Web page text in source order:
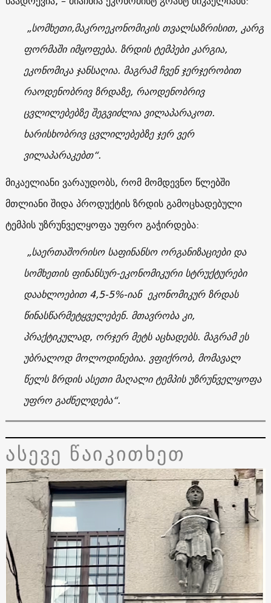
„სომხეთი,მაკროეკონომიკის თვალსაზრისით, კარგ
ფორმაში იმყოფება. ზრდის ტემპები კარგია,
ეკონომიკა ჯანსაღია. მაგრამ ჩვენ ჯერჯერობით
რაოდენობრივ ზრდაზე, რაოდენობრივ
ცვლილებებზე შეგვიძლია ვილაპარაკოთ.
ხარისხობრივ ცვლილებებზე ჯერ ვერ
ვილაპარაკებთ“.
მიკაელიანი ვარაუდობს, რომ მომდევნო წლებში
მთლიანი შიდა პროდუქტის ზრდის გამოცხადებული
ტემპის უზრუნველყოფა უფრო გაჭირდება:
„საერთაშორისო საფინანსო ორგანიზაციები და
სომხეთის ფინანსურ-ეკონომიკური სტრუქტურები
დაახლოებით4,5-5%-იან ეკონომიკურ ზრდას
წინასწარმეტყველებენ. მთავრობა კი,
პრაქტიკულად, ორჯერ მეტს აცხადებს. მაგრამ ეს
უბრალოდ მოლოდინებია. ვფიქრობ, მომავალ
წელს ზრდის ასეთი მაღალი ტემპის უზრუნველყოფა
უფრო გაძნელდება“.
ასევე წაიკითხეთ